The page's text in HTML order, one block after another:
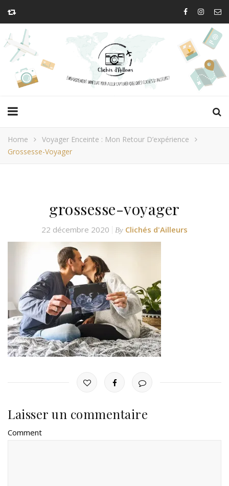
Home
Voyager Enceinte : Mon Retour D’expérience
Grossesse-Voyager
grossesse-voyager
22 décembre 2020 By Clichés d'Ailleurs
Laisser un commentaire
Comment